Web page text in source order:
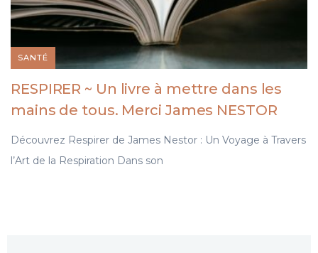
SANTÉ
RESPIRER ~ Un livre à mettre dans les
mains de tous. Merci James NESTOR
Découvrez Respirer de James Nestor : Un Voyage à Travers
l’Art de la Respiration Dans son